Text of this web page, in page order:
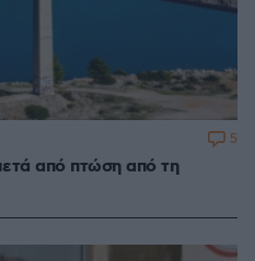
από πτώση από τη
5